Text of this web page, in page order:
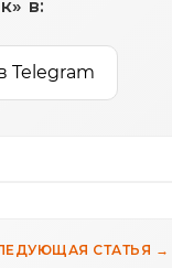
в:
Telegram
СТАТЬЯ →